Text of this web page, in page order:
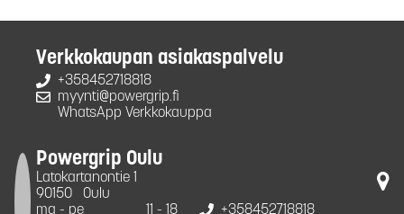
Verkkokaupan asiakaspalvelu
+358452718818
myynti@powergrip.fi
WhatsApp Verkkokauppa
Powergrip Oulu
Latokartanontie 1
90150
Oulu
ma - pe
11 - 18 +358452718818